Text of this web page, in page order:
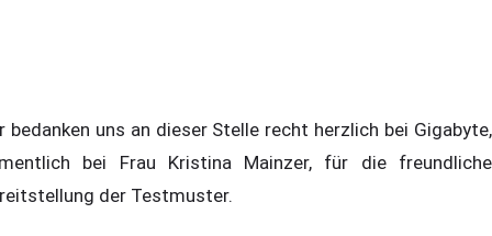
bedanken uns an dieser Stelle recht herzlich bei Gigabyte,
bei Frau Kristina Mainzer, für die freundliche
der Testmuster.